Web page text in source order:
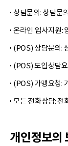
상담문의: 상담문
온라인 입사지원:
(POS) 상담문의:
(POS) 도입상담
(POS) 가맹요청:
모든 전화상담: 전
개인정보의